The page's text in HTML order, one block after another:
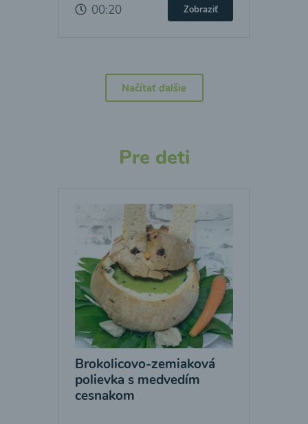
00:20 Zobraziť
Načítať ďalšie
Pre deti
Brokolicovo-zemiaková
polievka s medvedím
cesnakom